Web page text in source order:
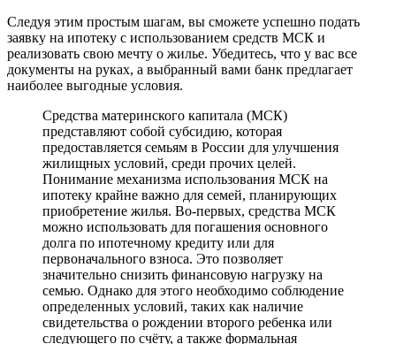
Следуя этим простым шагам, вы сможете успешно подать
заявку на ипотеку с использованием средств МСК и
реализовать свою мечту о жилье. Убедитесь, что у вас все
документы на руках, а выбранный вами банк предлагает
наиболее выгодные условия.
Средства материнского капитала (МСК)
представляют собой субсидию, которая
предоставляется семьям в России для улучшения
жилищных условий, среди прочих целей.
Понимание механизма использования МСК на
ипотеку крайне важно для семей, планирующих
приобретение жилья. Во-первых, средства МСК
можно использовать для погашения основного
долга по ипотечному кредиту или для
первоначального взноса. Это позволяет
значительно снизить финансовую нагрузку на
семью. Однако для этого необходимо соблюдение
определенных условий, таких как наличие
свидетельства о рождении второго ребенка или
следующего по счёту, а также формальная